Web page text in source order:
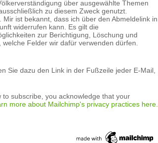
über ausgewählte Themen
zu diesem Zweck genutzt.
ist bekannt, dass ich über den Abmeldelink in
widerrufen kann. Es gilt die
zur Berichtigung, Löschung und
Felder wir dafür verwenden dürfen.
Sie dazu den Link in der Fußzeile jeder E-Mail,
subscribe, you acknowledge that your
more about Mailchimp's privacy practices here.